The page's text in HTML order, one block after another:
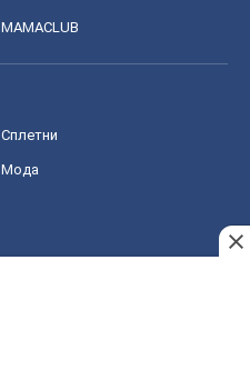
MAMACLUB
Сплетни
Мода